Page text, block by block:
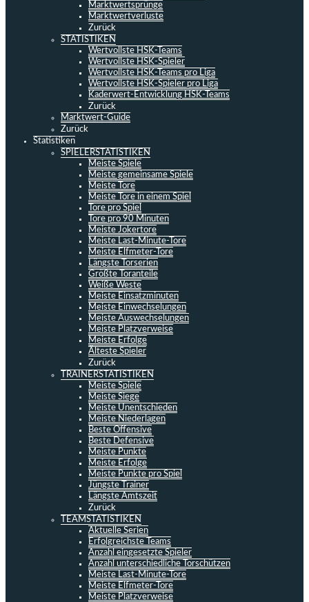
Marktwertsprünge
Marktwertverluste
Zurück
STATISTIKEN
Wertvollste HSK-Teams
Wertvollste HSK-Spieler
Wertvollste HSK-Teams pro Liga
Wertvollste HSK-Spieler pro Liga
Kaderwert-Entwicklung HSK-Teams
Zurück
Marktwert-Guide
Zurück
Statistiken
SPIELERSTATISTIKEN
Meiste Spiele
Meiste gemeinsame Spiele
Meiste Tore
Meiste Tore in einem Spiel
Tore pro Spiel
Tore pro 90 Minuten
Meiste Jokertore
Meiste Last-Minute-Tore
Meiste Elfmeter-Tore
Längste Torserien
Größte Toranteile
Weiße Weste
Meiste Einsatzminuten
Meiste Einwechselungen
Meiste Auswechselungen
Meiste Platzverweise
Meiste Erfolge
Älteste Spieler
Zurück
TRAINERSTATISTIKEN
Meiste Spiele
Meiste Siege
Meiste Unentschieden
Meiste Niederlagen
Beste Offensive
Beste Defensive
Meiste Punkte
Meiste Erfolge
Meiste Punkte pro Spiel
Jüngste Trainer
Längste Amtszeit
Zurück
TEAMSTATISTIKEN
Aktuelle Serien
Erfolgreichste Teams
Anzahl eingesetzte Spieler
Anzahl unterschiedliche Torschützen
Meiste Last-Minute-Tore
Meiste Elfmeter-Tore
Meiste Platzverweise